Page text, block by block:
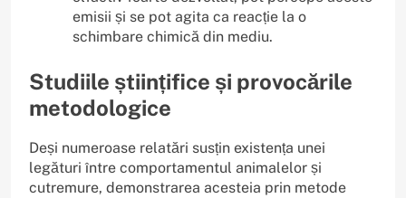
emisii și se pot agita ca reacție la o
schimbare chimică din mediu.
Studiile științifice și provocările
metodologice
Deși numeroase relatări susțin existența unei
legături între comportamentul animalelor și
cutremure, demonstrarea acesteia prin metode